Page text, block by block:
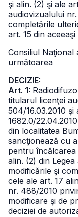
şi alin. (2) şi ale
audiovizualului
completările
art. 15 din aceeaşi
Consiliul Naţional
următoarea
DECIZIE:
Art. 1:
titularul licenţei
504/16.03.2010
1682.0/
din localitatea
sancţionează cu
pentru
alin. (2) din
modificările şi
cele ale art. 17
nr. 488/2010
modificare şi de
deciziei de